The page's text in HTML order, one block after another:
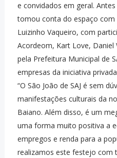
e convidados em geral.
tomou conta do espaço com
Luizinho Vaqueiro, com
Acordeom, Kart Love, Daniel
pela Prefeitura Municipal de
empresas da iniciativa
“O São João de SAJ é sem
manifestações culturais da
Baiano. Além disso, é um
uma forma muito positiva a
empregos e renda para a
realizamos este festejo com